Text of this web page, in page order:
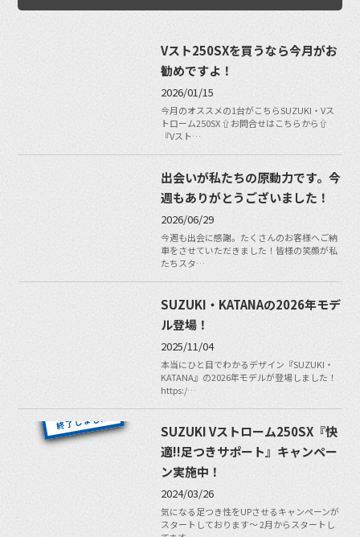
Vスト250SXを買うなら今月がお
勧めですよ！
2026/01/15
今月のオススメの1台がこちらSUZUKI・Vス
トローム250SX ⇧お問合せはこちらから⇧
『Vスト…
出会いが私たちの原動力です。今
週もありがとうございました！
2026/06/29
今週も出会に感謝。たくさんのお客様へご納
車をさせていただきました！皆様の笑顔が私
たちスタ…
SUZUKI・KATANAの2026年モデ
ル登場！
2025/11/04
本当にひと目でわかるデザイン『SUZUKI・
KATANA』の2026年モデルが登場しました！
https:/…
SUZUKI Vストローム250SX『快
適!!足つきサポート』キャンペー
ン実施中！
2024/03/26
気になる足つき性をUPさせるキャンペーンが
スタートしております〜 2月からスタートし